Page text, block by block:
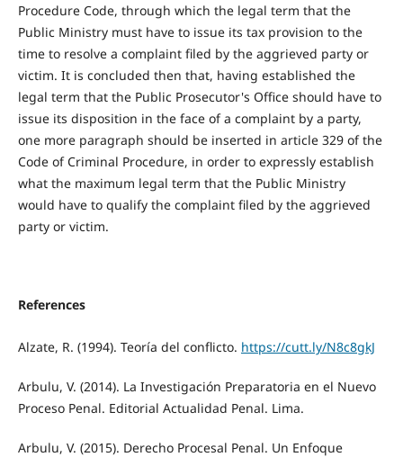
Procedure Code, through which the legal term that the
Public Ministry must have to issue its tax provision to the
time to resolve a complaint filed by the aggrieved party or
victim. It is concluded then that, having established the
legal term that the Public Prosecutor's Office should have to
issue its disposition in the face of a complaint by a party,
one more paragraph should be inserted in article 329 of the
Code of Criminal Procedure, in order to expressly establish
what the maximum legal term that the Public Ministry
would have to qualify the complaint filed by the aggrieved
party or victim.
References
Alzate, R. (1994). Teoría del conflicto. https://cutt.ly/N8c8gkJ
Arbulu, V. (2014). La Investigación Preparatoria en el Nuevo
Proceso Penal. Editorial Actualidad Penal. Lima.
Arbulu, V. (2015). Derecho Procesal Penal. Un Enfoque